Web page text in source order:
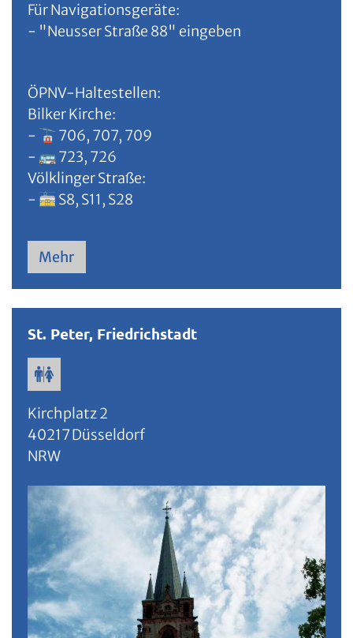
Für Navigationsgeräte:
- "Neusser Straße 88" eingeben
ÖPNV-Haltestellen:
Bilker Kirche:
- 🚡 706, 707, 709
- 🚌 723, 726
Völklinger Straße:
- 🚋 S8, S11, S28
Mehr
St. Peter, Friedrichstadt
Kirchplatz 2
40217Düsseldorf
NRW